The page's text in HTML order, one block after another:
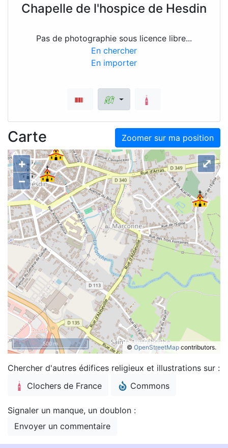
Chapelle de l'hospice de Hesdin
Pas de photographie sous licence libre...
En chercher
En importer
Zoomer sur ma position
Carte
+
–
© OpenStreetMap contributors.
⤢
500 m
Chercher d'autres édifices religieux et illustrations sur :
Clochers de France
Commons
Signaler un manque, un doublon :
Envoyer un commentaire